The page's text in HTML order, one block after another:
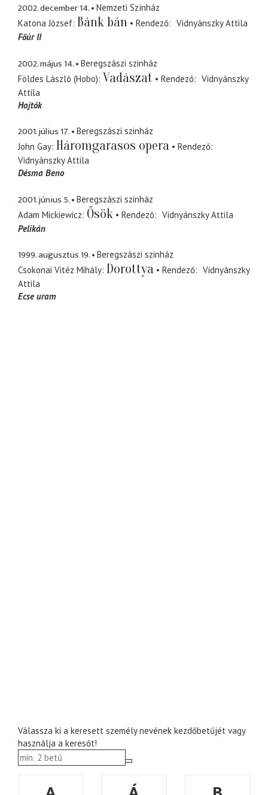
2002. december 14.
Nemzeti Színház
Katona József Bánk bán Rendező
Vidnyánszky Attila
Főúr II
2002. május 14.
Beregszászi szinház
Földes László (Hobo) Vadászat Rendező
Vidnyánszky
Attila
Hajtók
2001. július 17.
Beregszászi szinház
John Gay Háromgarasos opera
Rendező
Vidnyánszky Attila
Désma Beno
2001. június 5.
Beregszászi szinház
Adam Mickiewicz Ősök Rendező
Vidnyánszky Attila
Pelikán
1999. augusztus 19.
Beregszászi szinház
Csokonai Vitéz Mihály Dorottya Rendező
Vidnyánszky
Attila
Ecse uram
Válassza ki a keresett személy nevének kezdőbetűjét vagy
használja a keresőt!